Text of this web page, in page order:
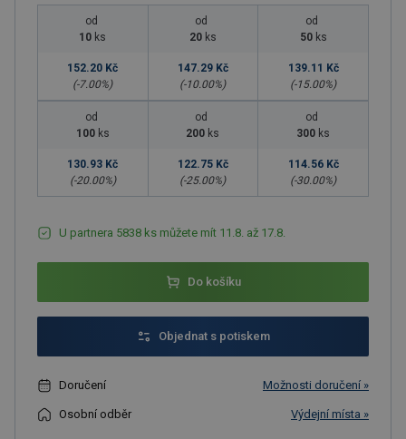
od
10 ks
152.20 Kč
(-7.00%)
od
20 ks
147.29 Kč
(-10.00%)
od
50 ks
139.11 Kč
(-15.00%)
od
100 ks
130.93 Kč
(-20.00%)
od
200 ks
122.75 Kč
(-25.00%)
od
300 ks
114.56 Kč
(-30.00%)
U partnera 5838 ks můžete mít 11.8. až 17.8.
Do košíku
Objednat s potiskem
Doručení Možnosti doručení »
Osobní odběr Výdejní místa »